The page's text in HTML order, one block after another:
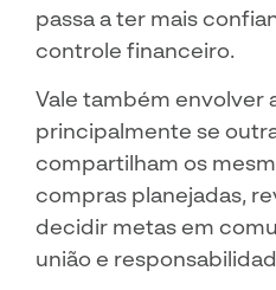
passa a ter mais
controle financeiro.
Vale também envolver
principalmente se
compartilham os
compras planejadas,
decidir metas em
união e